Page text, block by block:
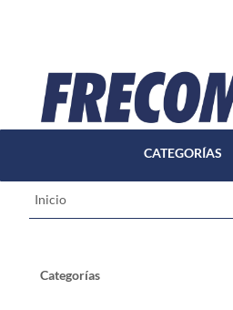
CATEGORÍAS
Inicio
Categorías